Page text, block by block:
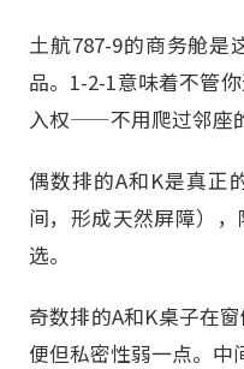
土航787-9的商务舱是
品。1-2-1意味着不管
入权——不用爬过邻座
偶数排的A和K是真正
间，形成天然屏障）
选。
奇数排的A和K桌子在
便但私密性弱一点。